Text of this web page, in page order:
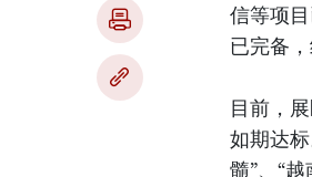
信等项
已完备
目前，
如期达
髓”、“